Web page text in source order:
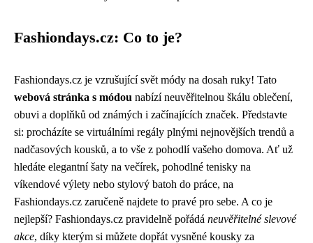
Fashiondays.cz: Co to je?
Fashiondays.cz je vzrušující svět módy na dosah ruky! Tato
webová stránka s módou nabízí neuvěřitelnou škálu oblečení,
obuvi a doplňků od známých i začínajících značek. Představte
si: procházíte se virtuálními regály plnými nejnovějších trendů a
nadčasových kousků, a to vše z pohodlí vašeho domova. Ať už
hledáte elegantní šaty na večírek, pohodlné tenisky na
víkendové výlety nebo stylový batoh do práce, na
Fashiondays.cz zaručeně najdete to pravé pro sebe. A co je
nejlepší? Fashiondays.cz pravidelně pořádá neuvěřitelné slevové
akce, díky kterým si můžete dopřát vysněné kousky za